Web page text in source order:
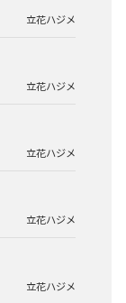
立花ハジメ
立花ハジメ
立花ハジメ
立花ハジメ
立花ハジメ